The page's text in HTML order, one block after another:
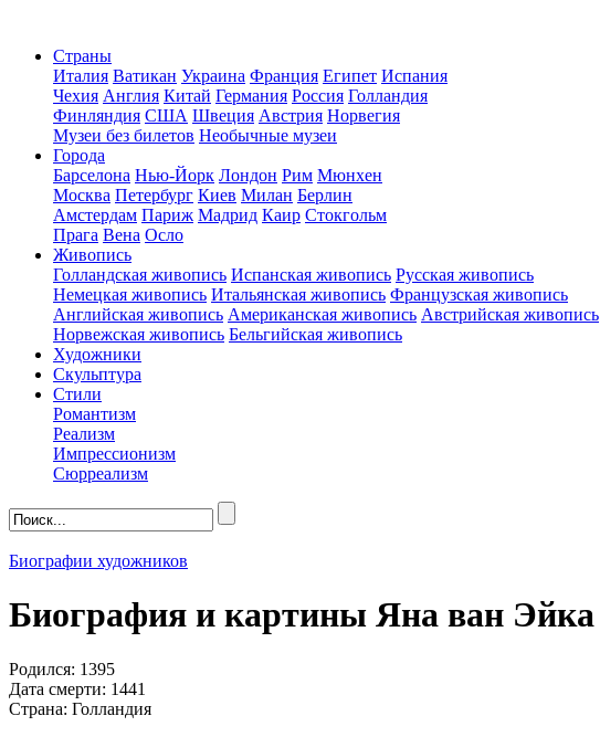
Страны
Италия Ватикан Украина Франция Египет Испания
Чехия Англия Китай Германия Россия Голландия
Финляндия США Швеция Австрия Норвегия
Музеи без билетов Необычные музеи
Города
Барселона Нью-Йорк Лондон Рим Мюнхен
Москва Петербург Киев Милан Берлин
Амстердам Париж Мадрид Каир Стокгольм
Прага Вена Осло
Живопись
Голландская живопись Испанская живопись Русская живопись
Немецкая живопись Итальянская живопись Французская живопись
Английская живопись Американская живопись Австрийская живопись
Норвежская живопись Бельгийская живопись
Художники
Скульптура
Стили
Романтизм
Реализм
Импрессионизм
Сюрреализм
Биографии художников
Биография и картины Яна ван Эйка
Родился: 1395
Дата смерти: 1441
Страна: Голландия